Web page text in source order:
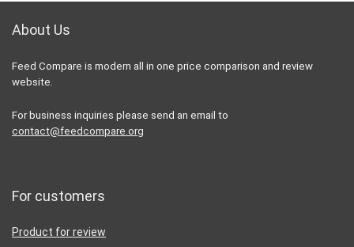
About Us
Feed Compare is modern all in one price comparison and review
website.
For business inquiries please send an email to
contact@feedcompare.org
For customers
Product for review